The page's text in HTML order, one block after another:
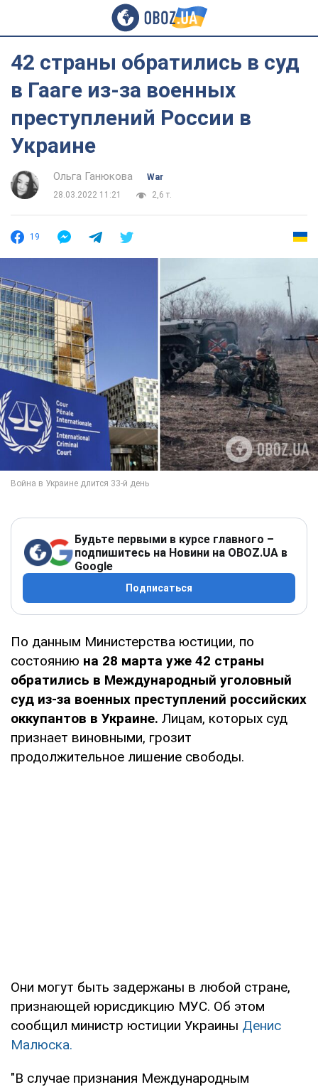
42 страны обратились в суд
в Гааге из-за военных
преступлений России в
Украине
Ольга Ганюкова
War
28.03.2022 11:21
2,6 т.
19
Будьте первыми в курсе главного –
подпишитесь на Новини на OBOZ.UA в
Google
Подписаться
По данным Министерства юстиции, по
состоянию на 28 марта уже 42 страны
обратились в Международный уголовный
суд из-за военных преступлений российских
оккупантов в Украине. Лицам, которых суд
признает виновными, грозит
продолжительное лишение свободы.
Они могут быть задержаны в любой стране,
признающей юрисдикцию МУС. Об этом
сообщил министр юстиции Украины Денис
Малюска.
"В случае признания Международным